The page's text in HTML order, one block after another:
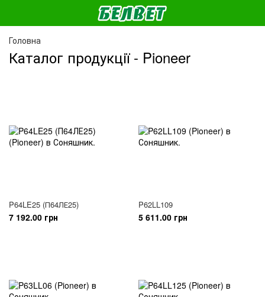
Головна
Каталог продукції - Pioneer
P64LE25 (П64ЛЕ25)
7 192.00 грн
P62LL109
5 611.00 грн